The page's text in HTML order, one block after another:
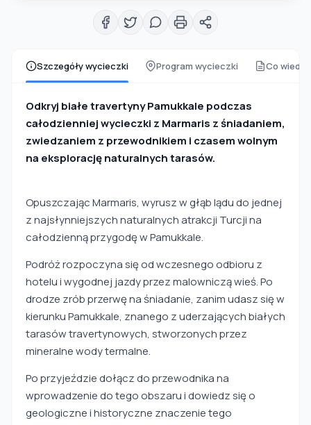
Szczegóły wycieczki Program wycieczki Co
Odkryj białe travertyny Pamukkale podczas
całodzienniej wycieczki z Marmaris z śniadaniem,
zwiedzaniem z przewodnikiem i czasem wolnym
na eksplorację naturalnych tarasów.
Opuszczając Marmaris, wyrusz w głąb lądu do jednej
z najsłynniejszych naturalnych atrakcji Turcji na
całodzienną przygodę w Pamukkale.
Podróż rozpoczyna się od wczesnego odbioru z
hotelu i wygodnej jazdy przez malowniczą wieś. Po
drodze zrób przerwę na śniadanie, zanim udasz się w
kierunku Pamukkale, znanego z uderzających białych
tarasów travertynowych, stworzonych przez
mineralne wody termalne.
Po przyjeździe dołącz do przewodnika na
wprowadzenie do tego obszaru i dowiedz się o
geologiczne i historyczne znaczenie tego